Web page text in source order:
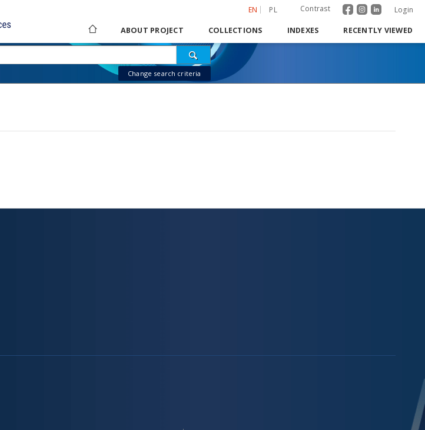
EN PL Contrast Login
ABOUT PROJECT COLLECTIONS INDEXES RECENTLY VIEWED
Change search criteria